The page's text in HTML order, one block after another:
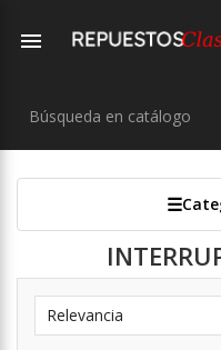

Relevancia